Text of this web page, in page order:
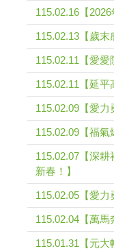
115.02.16【2026
115.02.13【歲末
115.02.11【愛愛
115.02.11【延平
115.02.09【愛力
115.02.09【福氣
115.02.07【深
新春！】
115.02.05【愛力
115.02.04【萬馬
115.01.31【元